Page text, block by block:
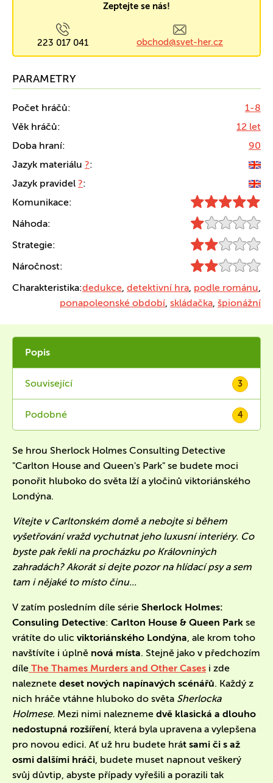
Zeptejte se nás!
223 017 041 obchod@svet-her.cz
PARAMETRY
Počet hráčů:
1-8
Věk hráčů:
12 let
Doba hraní:
90
Jazyk materiálu ?:
Jazyk pravidel ?:
Komunikace:
Náhoda:
Strategie:
Náročnost:
Charakteristika:dedukce, detektivní hra, podle románu,
ponapoleonské období, skládačka, špionážní
Popis
Související 3
Podobné 4
Se hrou Sherlock Holmes Consulting Detective
"Carlton House and Queen's Park" se budete moci
ponořit hluboko do světa lží a yločinů viktoriánského
Londýna.
Vítejte v Carltonském domě a nebojte si během
vyšetřování vražd vychutnat jeho luxusní interiéry. Co
byste pak řekli na procházku po Královniných
zahradách? Akorát si dejte pozor na hlídací psy a sem
tam i nějaké to místo činu...
V zatím posledním díle série Sherlock Holmes:
Consuling Detective: Carlton House & Queen Park se
vrátíte do ulic viktoriánského Londýna, ale krom toho
navštívíte i úplně nová místa. Stejně jako v předchozím
díle The Thames Murders and Other Cases i zde
naleznete deset nových napínavých scénářů. Každý z
nich hráče vtáhne hluboko do světa Sherlocka
Holmese. Mezi nimi nalezneme dvě klasická a dlouho
nedostupná rozšíření, která byla upravena a vylepšena
pro novou edici. Ať už hru budete hrát sami či s až
osmi dalšími hráči, budete muset napnout veškerý
svůj důvtip, abyste případy vyřešili a porazili tak